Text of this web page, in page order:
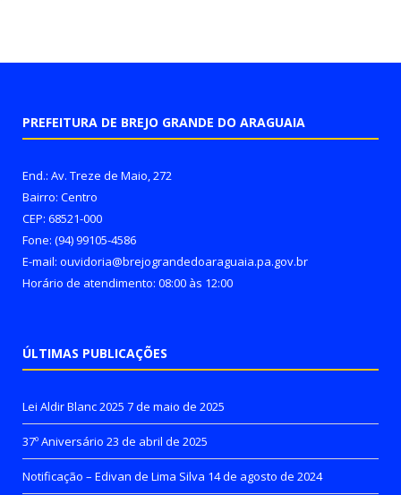
PREFEITURA DE BREJO GRANDE DO ARAGUAIA
End.: Av. Treze de Maio, 272
Bairro: Centro
CEP: 68521-000
Fone: (94) 99105-4586
E-mail: ouvidoria@brejograndedoaraguaia.pa.gov.br
Horário de atendimento: 08:00 às 12:00
ÚLTIMAS PUBLICAÇÕES
Lei Aldir Blanc 2025 7 de maio de 2025
37º Aniversário 23 de abril de 2025
Notificação – Edivan de Lima Silva 14 de agosto de 2024